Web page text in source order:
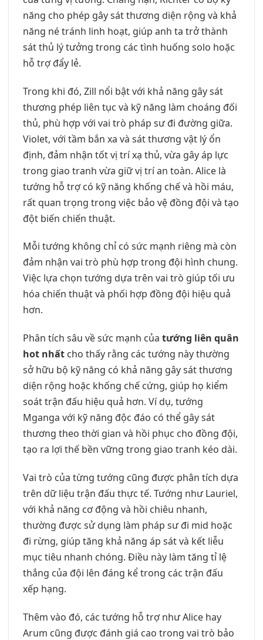
năng cho phép gây sát thương diện rộng và khả
năng né tránh linh hoạt, giúp anh ta trở thành
sát thủ lý tưởng trong các tình huống solo hoặc
hỗ trợ đẩy lẻ.
Trong khi đó, Zill nổi bật với khả năng gây sát
thương phép liên tục và kỹ năng làm choáng đối
thủ, phù hợp với vai trò pháp sư đi đường giữa.
Violet, với tầm bắn xa và sát thương vật lý ổn
định, đảm nhận tốt vị trí xạ thủ, vừa gây áp lực
trong giao tranh vừa giữ vị trí an toàn. Alice là
tướng hỗ trợ có kỹ năng khống chế và hồi máu,
rất quan trọng trong việc bảo vệ đồng đội và tạo
đột biến chiến thuật.
Mỗi tướng không chỉ có sức mạnh riêng mà còn
đảm nhận vai trò phù hợp trong đội hình chung.
Việc lựa chọn tướng dựa trên vai trò giúp tối ưu
hóa chiến thuật và phối hợp đồng đội hiệu quả
hơn.
Phân tích sâu về sức mạnh của tướng liên quân
hot nhất cho thấy rằng các tướng này thường
sở hữu bộ kỹ năng có khả năng gây sát thương
diện rộng hoặc khống chế cứng, giúp họ kiểm
soát trận đấu hiệu quả hơn. Ví dụ, tướng
Mganga với kỹ năng độc đáo có thể gây sát
thương theo thời gian và hồi phục cho đồng đội,
tạo ra lợi thế bền vững trong giao tranh kéo dài.
Vai trò của từng tướng cũng được phân tích dựa
trên dữ liệu trận đấu thực tế. Tướng như Lauriel,
với khả năng cơ động và hồi chiêu nhanh,
thường được sử dụng làm pháp sư đi mid hoặc
đi rừng, giúp tăng khả năng áp sát và kết liễu
mục tiêu nhanh chóng. Điều này làm tăng tỉ lệ
thắng của đội lên đáng kể trong các trận đấu
xếp hạng.
Thêm vào đó, các tướng hỗ trợ như Alice hay
Arum cũng được đánh giá cao trong vai trò bảo